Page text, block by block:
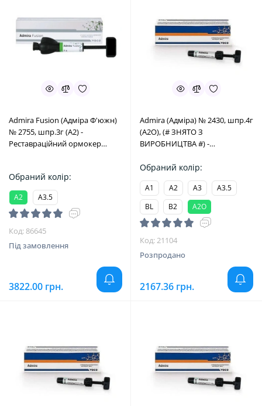
Admira Fusion (Адміра Ф'южн)
№ 2755, шпр.3г (A2) -
Реставраційний ормокер
Обраний колір:
A2 A3.5
Код: 86645
Під замовлення
3822.00 грн.
Admira (Адміра) № 2430, шпр.4г
(A2O), (# ЗНЯТО З
ВИРОБНИЦТВА #) -
мікрогібридний (VOCO/Воко)
Обраний колір:
A1 A2 A3
A3.5
BL
B2 A2O
Код: 21104
Розпродано
2167.36 грн.